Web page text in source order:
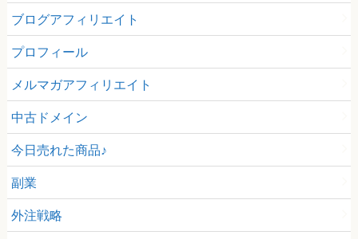
ブログアフィリエイト
プロフィール
メルマガアフィリエイト
中古ドメイン
今日売れた商品♪
副業
外注戦略